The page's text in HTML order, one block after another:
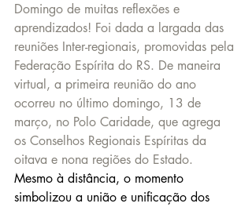
Domingo de muitas reflexões e
aprendizados! Foi dada a largada das
reuniões Inter-regionais, promovidas pela
Federação Espírita do RS. De maneira
virtual, a primeira reunião do ano
ocorreu no último domingo, 13 de
março, no Polo Caridade, que agrega
os Conselhos Regionais Espíritas da
oitava e nona regiões do Estado.
Mesmo à distância, o momento
simbolizou a união e unificação dos